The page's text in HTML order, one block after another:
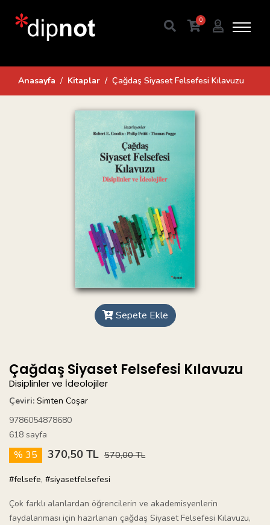
0
Anasayfa Kitaplar Çağdaş Siyaset Felsefesi Kılavuzu
Sepete Ekle
Çağdaş Siyaset Felsefesi Kılavuzu
Disiplinler ve İdeolojiler
Çeviri: Simten Coşar
9786054878680
618 sayfa
% 35 370,50 TL 570,00 TL
#felsefe, #siyasetfelsefesi
Çok farklı alanlardan öğrencilerin ve akademisyenlerin
faydalanması için hazırlanan çağdaş Siyaset Felsefesi Kılavuzu,